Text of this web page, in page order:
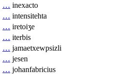
… inexacto
… intensitehta
… iretoiʒe
… iterbis
… jamaetxewpsizli
… jesen
… johanfabricius